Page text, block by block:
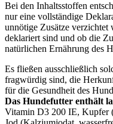
Bei den Inhaltsstoffen
nur eine vollständige
unnötige Zusätze
deklariert sind und ob die
natürlichen Ernährung des
Es fließen ausschließlich
fragwürdig sind, die
für die Gesundheit des
Das Hundefutter enthält
Vitamin D3 200 IE, Kupfer